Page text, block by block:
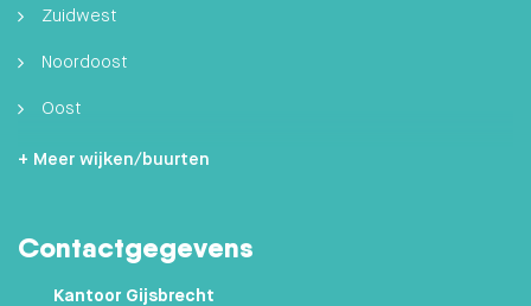
Zuidwest
Noordoost
Oost
Zuidoost
Zuid
+ Meer wijken/buurten
Contactgegevens
Kantoor Gijsbrecht